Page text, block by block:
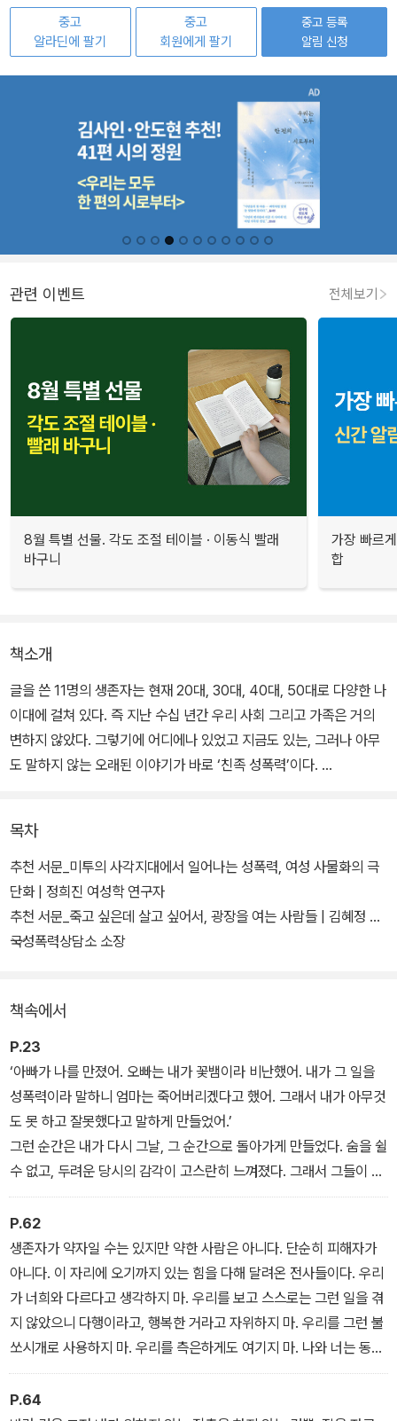
중고
알라딘에 팔기
중고
회원에게 팔기
중고 등록
알림 신청
관련 이벤트 전체보기
8월 특별 선물. 각도 조절 테이블 · 이동식 빨래
바구니
가장 빠르
합
책소개
글을 쓴 11명의 생존자는 현재 20대, 30대, 40대, 50대로 다양한 나
이대에 걸쳐 있다. 즉 지난 수십 년간 우리 사회 그리고 가족은 거의
변하지 않았다. 그렇기에 어디에나 있었고 지금도 있는, 그러나 아무
도 말하지 않는 오래된 이야기가 바로 ‘친족 성폭력’이다.
력보다 친족 성폭력은 훨씬 더 강력한 상흔을 남겨 일정 기간 기억을
잃어버렸다가 다시 강력한 돌풍이 되어 나타나기도 한다. 이 책의 몇
몇 저자가 30~40대에 이르러서야 비로소 그 폭력을 떠올리고 여기
에 맞서게 된 이유다.
는 용기를 함께 내야만 그들이 살아온 현실과 세월이 부정당하지 않
을 수 있다.
목차
추천 서문_미투의 사각지대에서 일어나는 성폭력, 여성 사물화의 극
단화 | 정희진 여성학 연구자
추천 서문_죽고 싶은데 살고 싶어서, 광장을 여는 사람들 | 김혜정 한
국성폭력상담소 소장
책속에서
P.23
‘아빠가 나를 만졌어. 오빠는 내가 꽃뱀이라 비난했어. 내가 그 일을
성폭력이라 말하니 엄마는 죽어버리겠다고 했어. 그래서 내가 아무것
도 못 하고 잘못했다고 말하게 만들었어.’
그런 순간은 내가 다시 그날, 그 순간으로 돌아가게 만들었다. 숨을 쉴
수 없고, 두려운 당시의 감각이 고스란히 느껴졌다. 그래서 그들이 내
모든 고통의 원인이며 날 죽이려고 하는 이들이라 생각하려고 노력했
다.
P.62
생존자가 약자일 수는 있지만 약한 사람은 아니다. 단순히 피해자가
아니다. 이 자리에 오기까지 있는 힘을 다해 달려온 전사들이다. 우리
가 너희와 다르다고 생각하지 마. 우리를 보고 스스로는 그런 일을 겪
지 않았으니 다행이라고, 행복한 거라고 자위하지 마. 우리를 그런 불
쏘시개로 사용하지 마. 우리를 측은하게도 여기지 마. 나와 너는 동등
하다.
P.64